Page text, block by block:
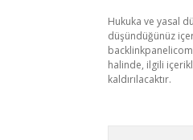
Hukuka ve yasal
düşündüğünüz
halinde, ilgili
kaldırılacaktır.